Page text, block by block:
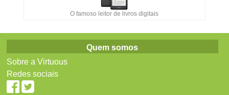
O famoso leitor de livros digitais
Quem somos
Sobre a Virtuous
Redes sociais